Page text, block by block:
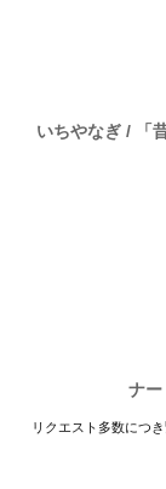
いちやなぎ / 「
ナ
リクエスト多数につ